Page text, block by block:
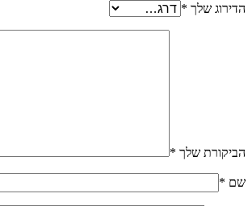
הדירוג שלך *
הביקורת שלך *
שם *